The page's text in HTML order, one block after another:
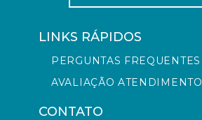
LINKS RÁPIDOS
PERGUNTAS FREQUENTES
AVALIAÇÃO ATENDIMENTO
CONTATO